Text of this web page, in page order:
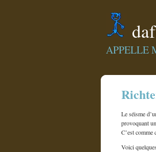
APPELLE
Le séisme
provoquant
C’est comme
Voici